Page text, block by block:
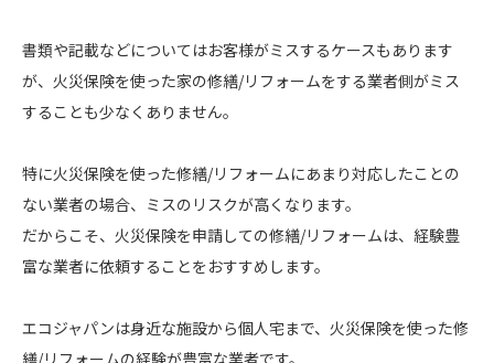
書類や記載などについてはお客様がミスするケースもあります
が、火災保険を使った家の修繕/リフォームをする業者側がミス
することも少なくありません。
特に火災保険を使った修繕/リフォームにあまり対応したことの
ない業者の場合、ミスのリスクが高くなります。
だからこそ、火災保険を申請しての修繕/リフォームは、経験豊
富な業者に依頼することをおすすめします。
エコジャパンは身近な施設から個人宅まで、火災保険を使った修
繕/リフォームの経験が豊富な業者です。